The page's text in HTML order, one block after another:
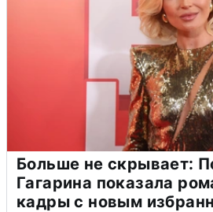
Больше не скрывает:
Гагарина показала
кадры с новым